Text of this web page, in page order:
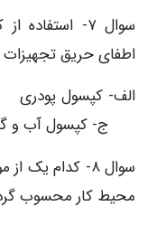
سوال ۷-
اطفای حریق
ج- کپسول آب
سوال ۸- کدام یک
محیط کار محسوب